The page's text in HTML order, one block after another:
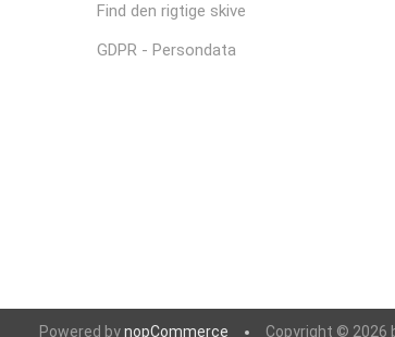
Find den rigtige skive
GDPR - Persondata
Powered bynopCommerce Copyright © 2026